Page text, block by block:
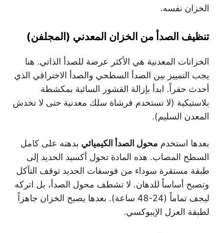
الخزان نفسه.
تنظيف الصدأ من الخزان المعدني (المجلفن)
الخزانات المعدنية هي الأكثر عرضة للصدأ الذاتي. هنا
يجب التمييز بين الصدأ السطحي والصدأ الاختراقي الذي
أحدث حفراً. ابدأ بإزالة القشور السائبة بمكشطة
بلاستيكية (لا تستخدم فرشاة سلك معدنية حتى لا تخدش
المعدن السليم).
بعدها استخدم محول الصدأ الكيميائي بدهنه على كامل
السطح المصاب. هذه المادة تحول أكسيد الحديد إلى
طبقة مستقرة سوداء من فوسفات الحديد توقف التآكل
وتصبح أساساً للدهان. لا تشطف محول الصدأ، بل اتركه
ليجف تماماً (24-48 ساعة). بعدها يصبح الخزان جاهزاً
لطبقة العزل الإيبوكسي.